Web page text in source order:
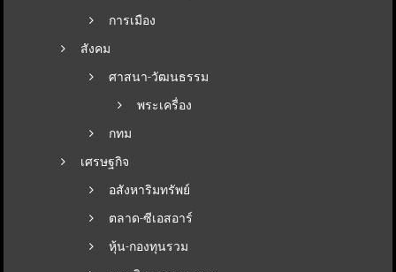
การเมือง
สังคม
ศาสนา-วัฒนธรรม
พระเครื่อง
กทม
เศรษฐกิจ
อสังหาริมทรัพย์
ตลาด-ซีเอสอาร์
หุ้น-กองทุนรวม